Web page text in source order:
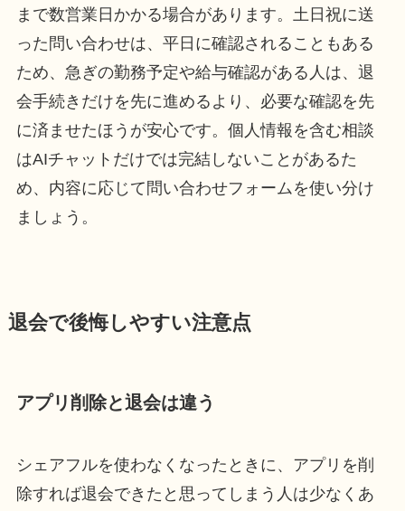
まで数営業日かかる場合があります。土日祝に送
った問い合わせは、平日に確認されることもある
ため、急ぎの勤務予定や給与確認がある人は、退
会手続きだけを先に進めるより、必要な確認を先
に済ませたほうが安心です。個人情報を含む相談
はAIチャットだけでは完結しないことがあるた
め、内容に応じて問い合わせフォームを使い分け
ましょう。
退会で後悔しやすい注意点
アプリ削除と退会は違う
シェアフルを使わなくなったときに、アプリを削
除すれば退会できたと思ってしまう人は少なくあ